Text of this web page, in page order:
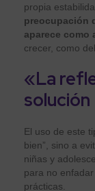
propia
preocupación
aparece como
crecer, como
«La
solución
El uso de este
bien”, sino a
niñas y
para no
prácticas.